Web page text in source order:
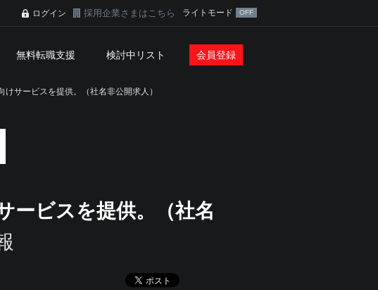
ログイン 採用企業さまはこちら ライトモード
無料転職支援 検討中リスト 会員登録
サービスを提供。（社名非公開求人）
ービスを提供。（社名